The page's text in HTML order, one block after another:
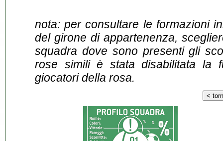
nota: per consultare le formazioni
del girone di appartenenza,
squadra dove sono presenti gli
rose simili è stata disabilitata la
giocatori della rosa.